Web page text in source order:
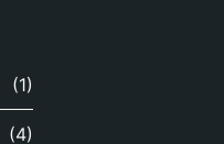
(1)
(4)